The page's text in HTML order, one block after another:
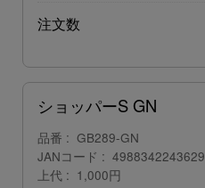
注文数
ショッパーS GN
品番
GB289-GN
JANコード
4988342243629
上代
1,000円